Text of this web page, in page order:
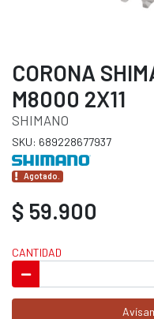
CORONA
M8000 2X11
SHIMANO
SKU: 689228677937
Agotado.
$ 59.900
CANTIDAD